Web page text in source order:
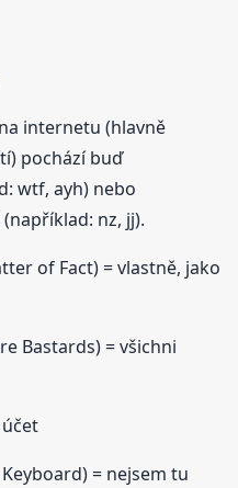
internetu (hlavně
pochází buď
wtf, ayh) nebo
nz, jj).
of Fact) = vlastně, jako
Bastards) = všichni
= nejsem tu